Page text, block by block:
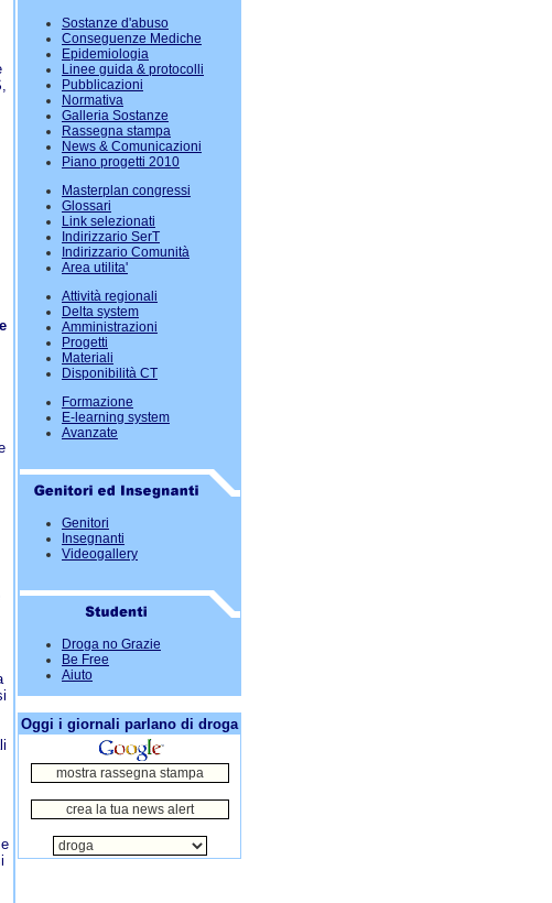
Sostanze d'abuso
Conseguenze Mediche
Epidemiologia
Linee guida & protocolli
Pubblicazioni
Normativa
Galleria Sostanze
Rassegna stampa
News & Comunicazioni
Piano progetti 2010
Masterplan congressi
Glossari
Link selezionati
Indirizzario SerT
Indirizzario Comunità
Area utilita'
Attività regionali
Delta system
Amministrazioni
Progetti
Materiali
Disponibilità CT
Formazione
E-learning system
Avanzate
Genitori
Insegnanti
Videogallery
Droga no Grazie
Be Free
Aiuto
Oggi i giornali parlano di droga